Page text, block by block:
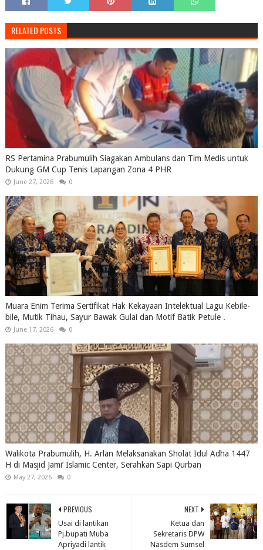
RELATED POSTS
RS Pertamina Prabumulih Siagakan Ambulans dan Tim Medis untuk
Dukung GM Cup Tenis Lapangan Zona 4 PHR
June 27, 2026 0
Muara Enim Terima Sertifikat Hak Kekayaan Intelektual Lagu Kebile-
bile, Mutik Tihau, Sayur Bawak Gulai dan Motif Batik Petule .
June 17, 2026 0
Walikota Prabumulih, H. Arlan Melaksanakan Sholat Idul Adha 1447
H di Masjid Jami’ Islamic Center, Serahkan Sapi Qurban
May 27, 2026 0
NEXT
Ketua dan
Sekretaris DPW
Nasdem Sumsel
PREVIOUS
Usai di lantikan
Pj.bupati Muba
Apriyadi lantik